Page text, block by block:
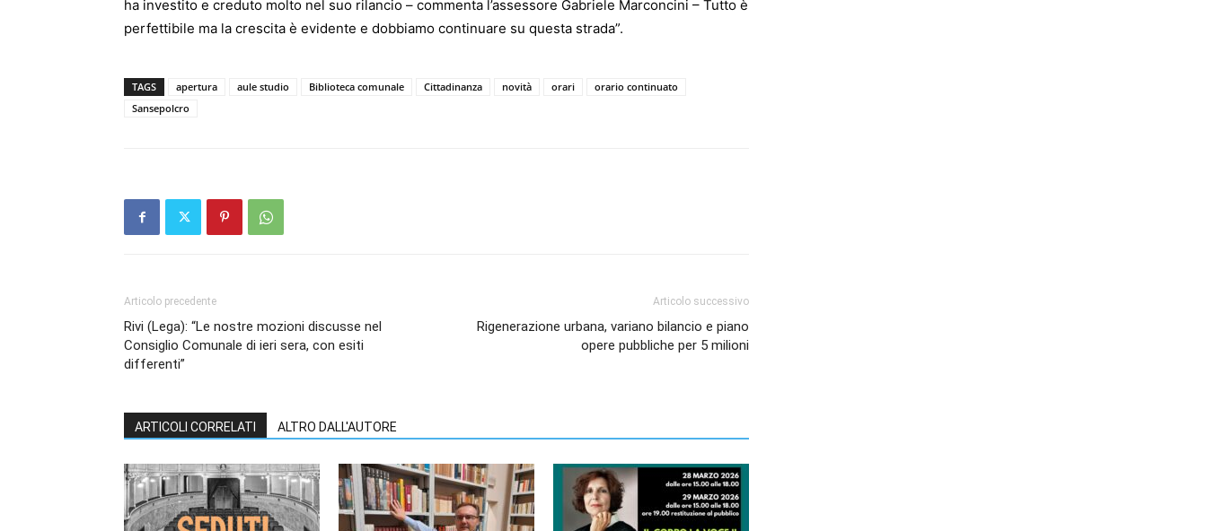
ha investito e creduto molto nel suo rilancio – commenta l’assessore Gabriele Marconcini – Tutto è
perfettibile ma la crescita è evidente e dobbiamo continuare su questa strada”.
TAGS apertura aule studio Biblioteca comunale Cittadinanza novità orari
orario continuato
Sansepolcro
Articolo precedente
Rivi (Lega): “Le nostre mozioni discusse nel
Consiglio Comunale di ieri sera, con esiti
differenti”
Articolo successivo
Rigenerazione urbana, variano bilancio e piano
opere pubbliche per 5 milioni
ARTICOLI CORRELATI ALTRO DALL'AUTORE